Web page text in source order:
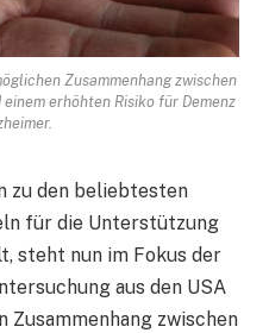
Zusammenhang zwischen
erhöhten Risiko für Demenz
zu den beliebtesten
für die Unterstützung
steht nun im Fokus der
aus den USA
zwischen